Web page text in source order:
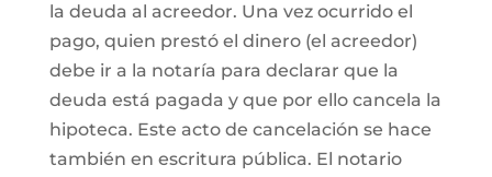
la deuda al acreedor. Una vez ocurrido el
pago, quien prestó el dinero (el acreedor)
debe ir a la notaría para declarar que la
deuda está pagada y que por ello cancela la
hipoteca. Este acto de cancelación se hace
también en escritura pública. El notario